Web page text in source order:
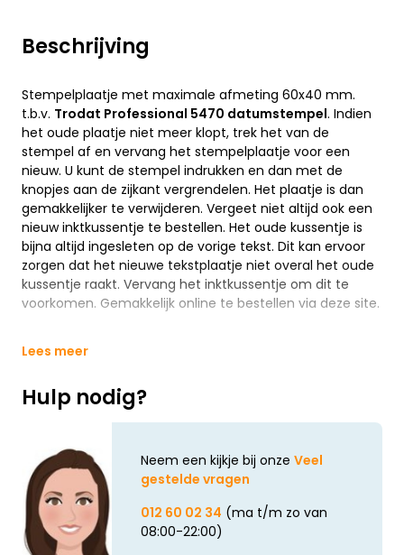
Beschrijving
Stempelplaatje met maximale afmeting 60x40 mm.
t.b.v. Trodat Professional 5470 datumstempel. Indien
het oude plaatje niet meer klopt, trek het van de
stempel af en vervang het stempelplaatje voor een
nieuw. U kunt de stempel indrukken en dan met de
knopjes aan de zijkant vergrendelen. Het plaatje is dan
gemakkelijker te verwijderen. Vergeet niet altijd ook een
nieuw inktkussentje te bestellen. Het oude kussentje is
bijna altijd ingesleten op de vorige tekst. Dit kan ervoor
zorgen dat het nieuwe tekstplaatje niet overal het oude
kussentje raakt. Vervang het inktkussentje om dit te
voorkomen. Gemakkelijk online te bestellen via deze site.
Lees meer
Hulp nodig?
Neem een kijkje bij onze Veel
gestelde vragen
012 60 02 34 (ma t/m zo van
08:00-22:00)